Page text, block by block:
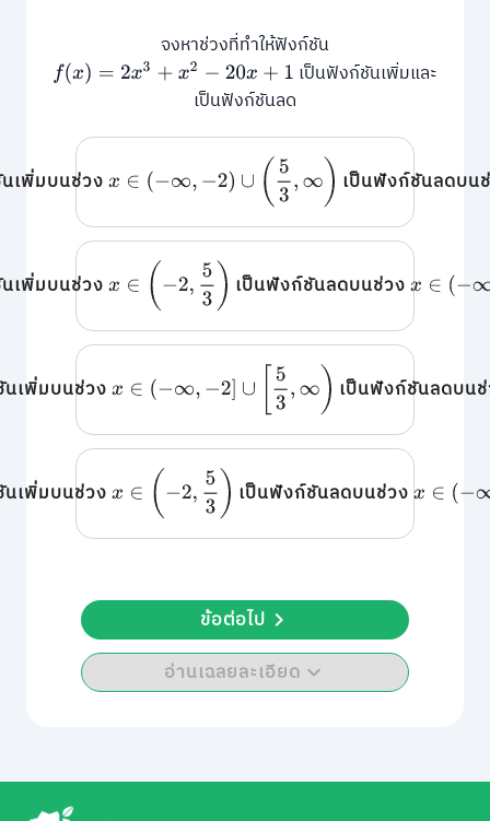
จงหาช่วงที่ทำให้ฟังก์ชัน
f(x)=2 x3 +x2−20x+ 1
เป็นฟังก์ชันเพิ่มและ
เป็นฟังก์ชันลด
เพิ่มบนช่วงx∈(−∞ −2) 53 ∞ ) เป็นฟังก์ชันลดบน
เพิ่มบนช่วงx∈(− 2 3) เป็นฟังก์ชันลดบนช่วง x∈(−∞ −2
นเพิ่มบนช่วงx∈(−∞ −2] 53 ∞ เป็นฟังก์ชันลดบน
นเพิ่มบนช่วงx∈(− 2 3) เป็นฟังก์ชันลดบนช่วง x∈(−∞ −
อ่านเฉลยละเอียด
ข้อต่อไป